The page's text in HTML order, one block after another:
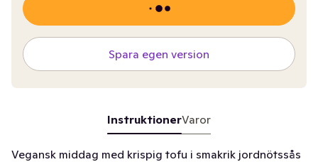
Spara egen version
InstruktionerVaror
Vegansk middag med krispig tofu i smakrik jordnötssås